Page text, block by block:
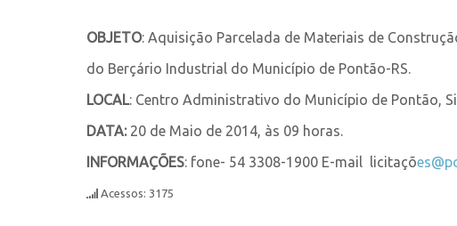
OBJETO: Aquisição Parcelada de Materiais de
do Berçário Industrial do Município de Pontão-RS.
LOCAL: Centro Administrativo do Município de Pontão,
DATA:20 de Maio de 2014, às 09 horas.
INFORMAÇÕES: fone- 54 3308-1900 E-mail licitaçõ
Acessos: 3175